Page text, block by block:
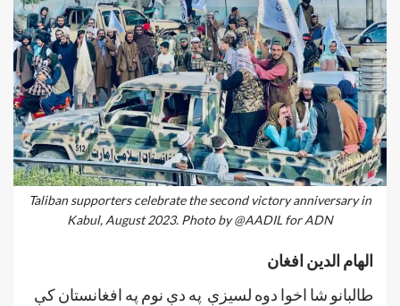
Taliban supporters celebrate the second victory anniversary in
Kabul, August 2023. Photo by @AADIL for ADN
الهام الدين افغان
طالبانو شا اخوا دوه لسیزې په دې نوم په افغانستان کې